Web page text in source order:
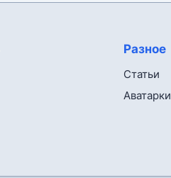
Разное
Статьи
Аватарки